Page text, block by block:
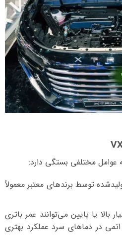
توسط برندهای معتبر معمولاً
بالا یا پایین می‌توانند عمر باتری
در دماهای سرد عملکرد بهتری